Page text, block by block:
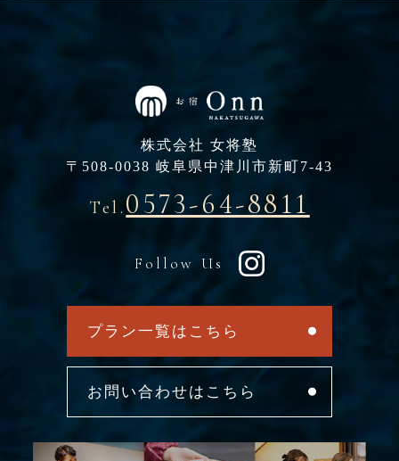
株式会社 女将塾
〒508-0038 岐阜県中津川市新町7-43
Tel. 0573-64-8811
Follow Us
プラン一覧はこちら
お問い合わせはこちら